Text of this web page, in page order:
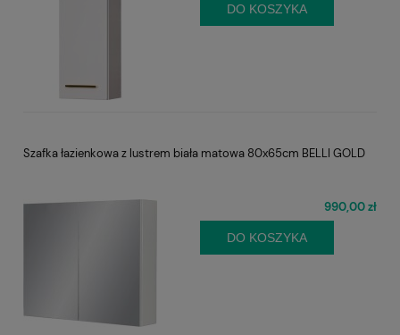
DO KOSZYKA
Szafka łazienkowa z lustrem biała matowa 80x65cm BELLI GOLD
990,00 zł
DO KOSZYKA